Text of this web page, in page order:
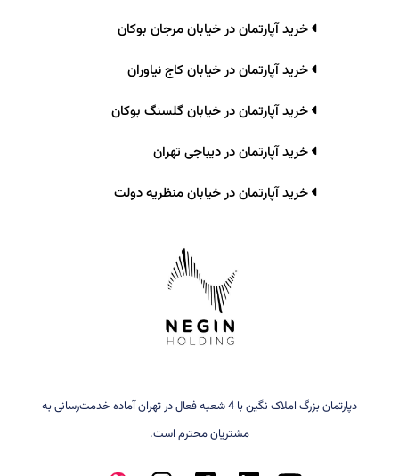
خرید آپارتمان در خیابان مرجان بوکان
خرید آپارتمان در خیابان کاج نیاوران
خرید آپارتمان در خیابان گلسنگ بوکان
خرید آپارتمان در دیباجی تهران
خرید آپارتمان در خیابان منظریه دولت
دپارتمان بزرگ املاک نگین با 4 شعبه فعال در تهران آماده خدمت‌رسانی به
مشتریان محترم است.